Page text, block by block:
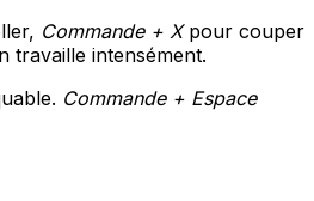
Commande + Xpour couper
travaille intensément.
Commande + Espace